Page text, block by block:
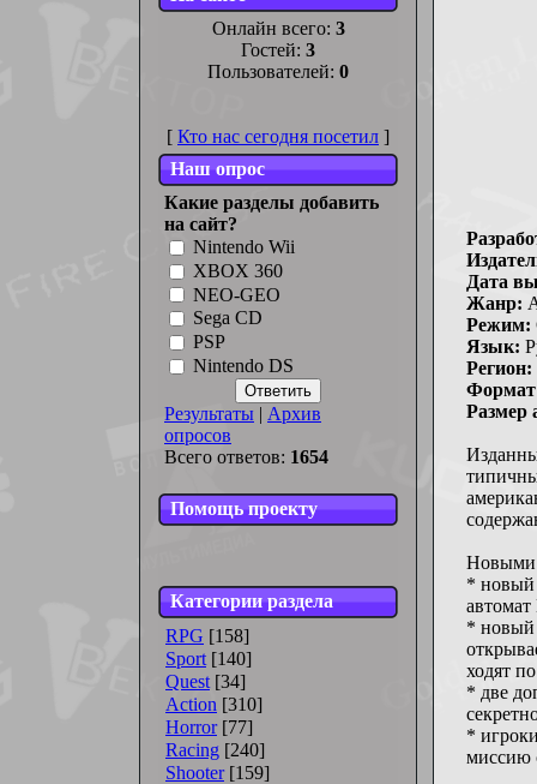
Онлайн всего: 3
Гостей: 3
Пользователей: 0
[ Кто нас сегодня посетил ]
Наш опрос
Какие разделы добавить
на сайт?
Nintendo Wii
XBOX 360
NEO-GEO
Sega CD
PSP
Nintendo DS
Результаты | Архив
опросов
Всего ответов: 1654
Помощь проекту
Категории раздела
RPG [158]
Sport [140]
Quest [34]
Action [310]
Horror [77]
Racing [240]
Shooter [159]
Дата
Жанр:
Режим:
Язык:
Регион:
Формат
Размер
Новыми
* новый
* новый
ходят
* две
*
миссию